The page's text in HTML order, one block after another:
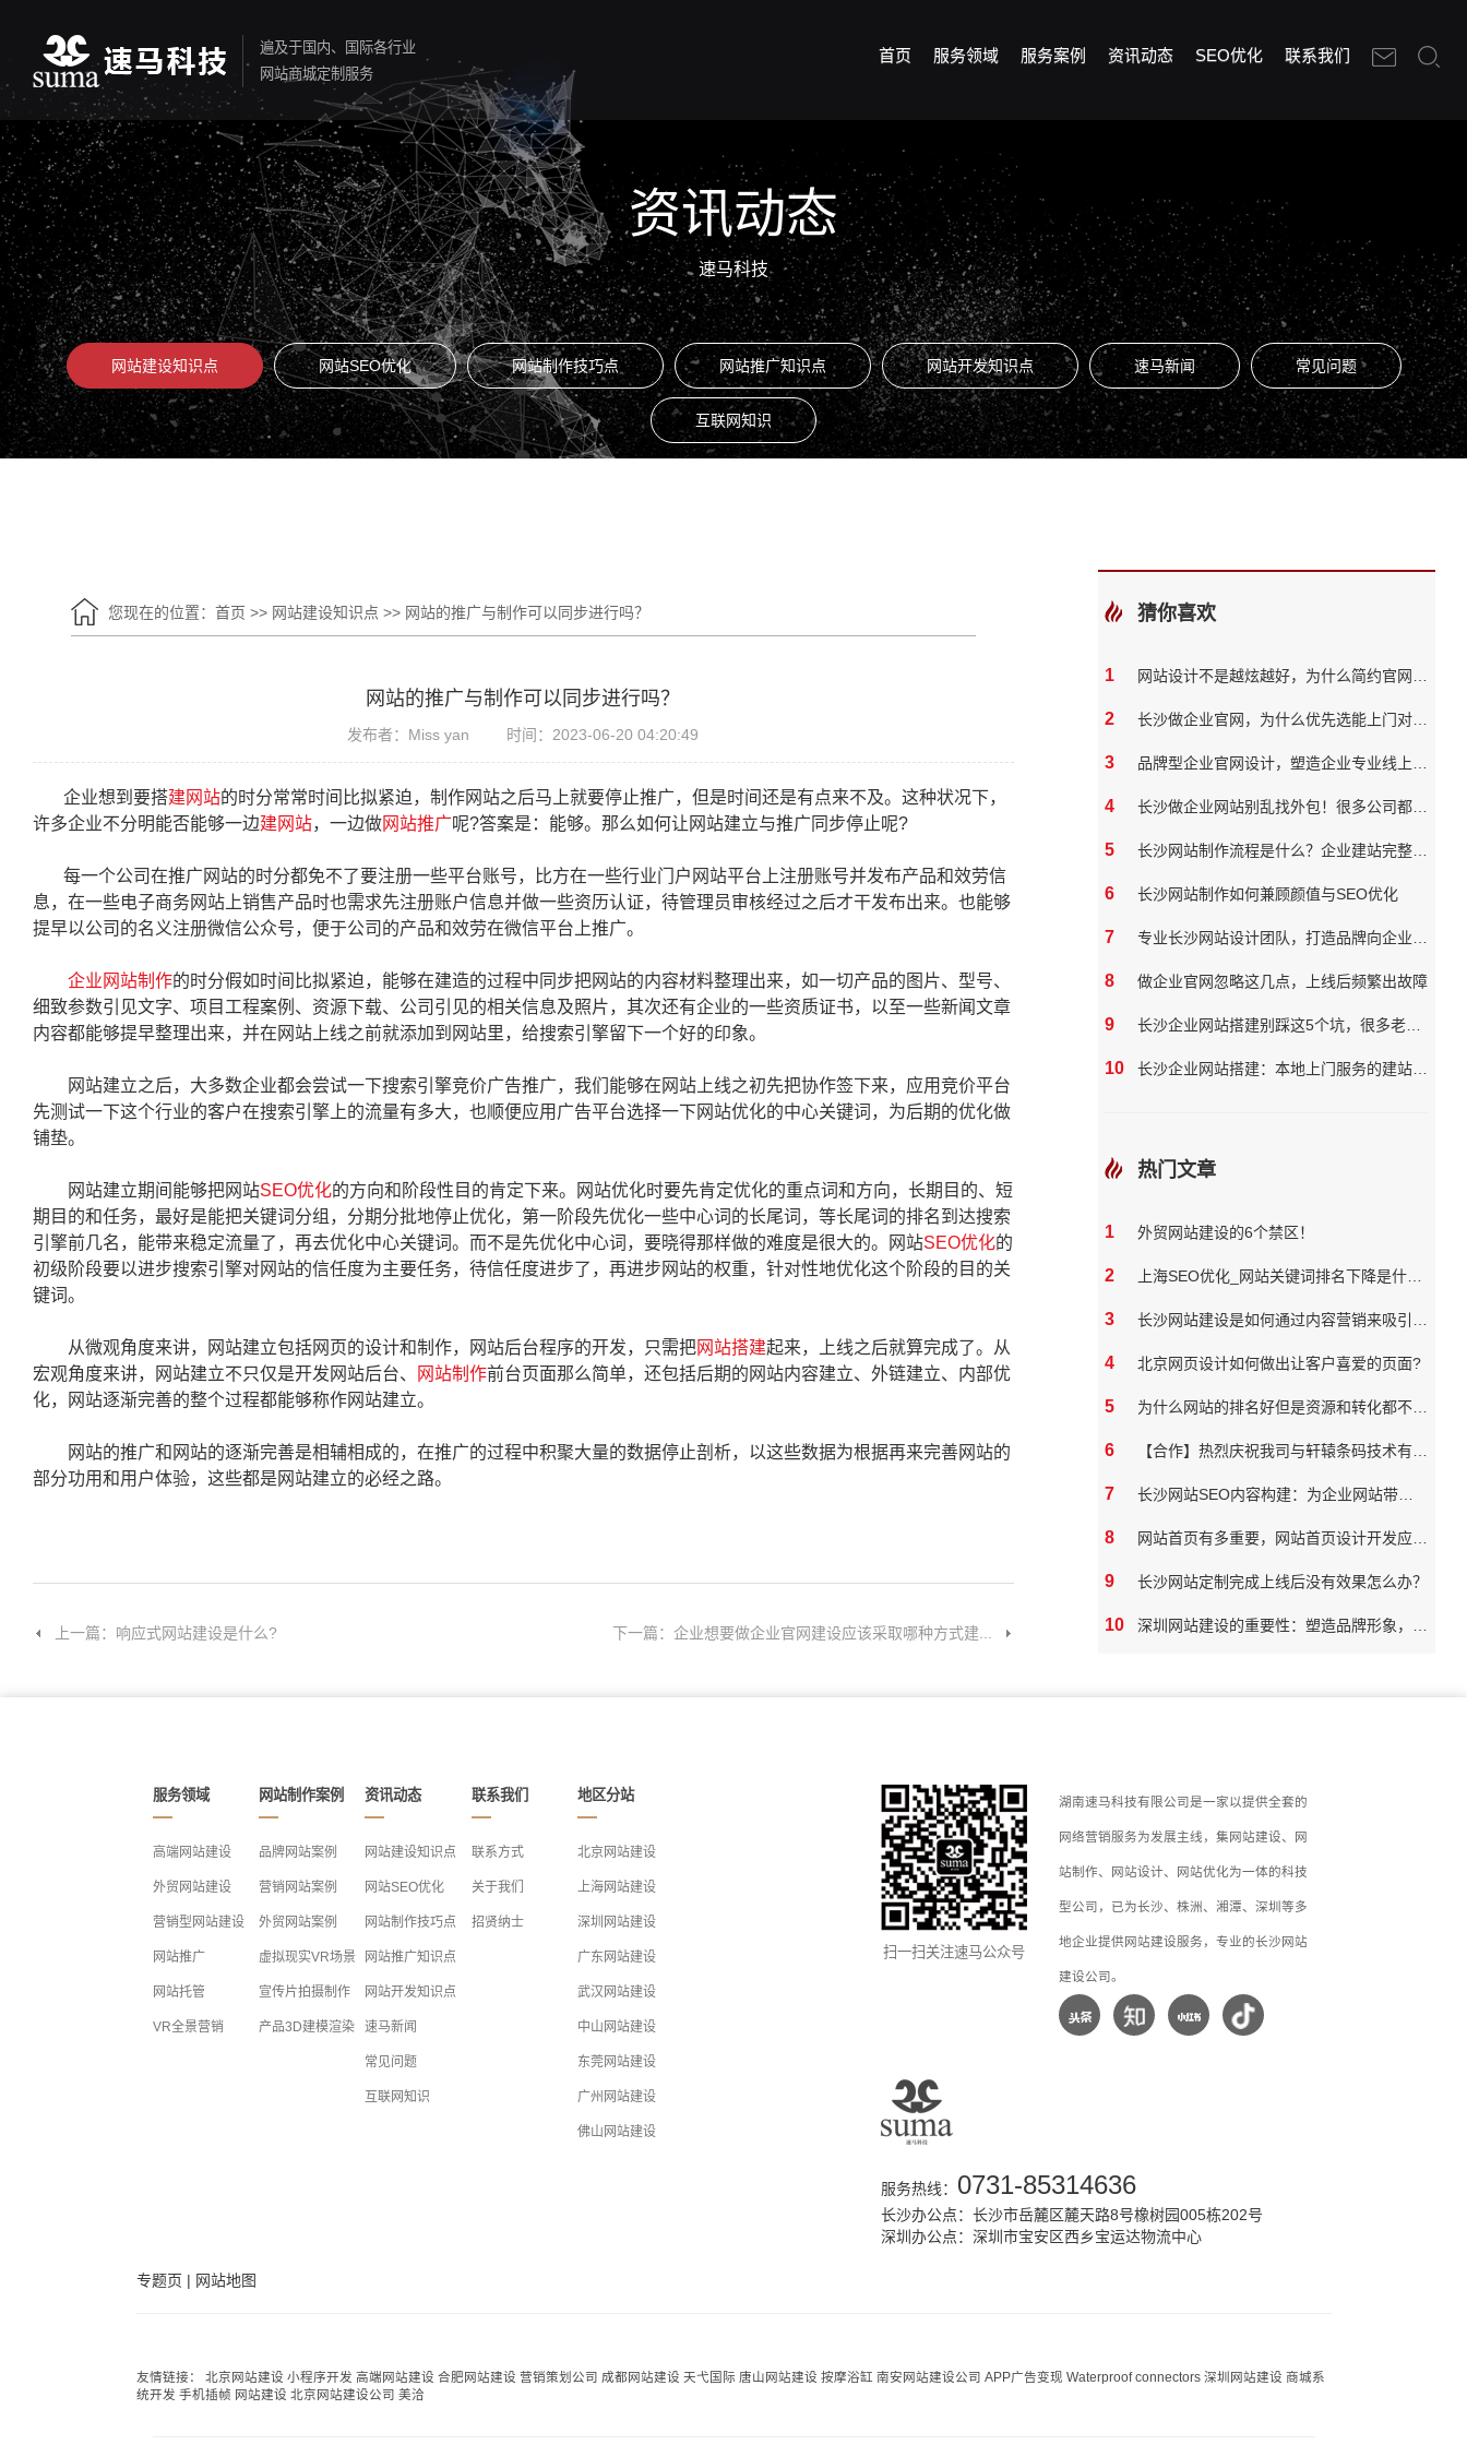
遍及于国内、国际各行业
网站商城定制服务
首页 服务领域 服务案例 资讯动态 SEO优化 联系我们
资讯动态
速马科技
网站建设知识点 网站SEO优化 网站制作技巧点 网站推广知识点 网站开发知识点 速马新闻 常见问题
互联网知识
您现在的位置： 首页 >> 网站建设知识点 >> 网站的推广与制作可以同步进行吗？
网站的推广与制作可以同步进行吗？
发布者：Miss yan 时间：2023-06-20 04:20:49
企业想到要搭建网站的时分常常时间比拟紧迫，制作网站之后马上就要停止推广，但是时间还是有点来不及。这种状况下，
许多企业不分明能否能够一边建网站，一边做网站推广呢?答案是：能够。那么如何让网站建立与推广同步停止呢?
每一个公司在推广网站的时分都免不了要注册一些平台账号，比方在一些行业门户网站平台上注册账号并发布产品和效劳信
息，在一些电子商务网站上销售产品时也需求先注册账户信息并做一些资历认证，待管理员审核经过之后才干发布出来。也能够
提早以公司的名义注册微信公众号，便于公司的产品和效劳在微信平台上推广。
企业网站制作的时分假如时间比拟紧迫，能够在建造的过程中同步把网站的内容材料整理出来，如一切产品的图片、型号、
细致参数引见文字、项目工程案例、资源下载、公司引见的相关信息及照片，其次还有企业的一些资质证书，以至一些新闻文章
内容都能够提早整理出来，并在网站上线之前就添加到网站里，给搜索引擎留下一个好的印象。
网站建立之后，大多数企业都会尝试一下搜索引擎竞价广告推广，我们能够在网站上线之初先把协作签下来，应用竞价平台
先测试一下这个行业的客户在搜索引擎上的流量有多大，也顺便应用广告平台选择一下网站优化的中心关键词，为后期的优化做
铺垫。
网站建立期间能够把网站SEO优化的方向和阶段性目的肯定下来。网站优化时要先肯定优化的重点词和方向，长期目的、短
期目的和任务，最好是能把关键词分组，分期分批地停止优化，第一阶段先优化一些中心词的长尾词，等长尾词的排名到达搜索
引擎前几名，能带来稳定流量了，再去优化中心关键词。而不是先优化中心词，要晓得那样做的难度是很大的。网站SEO优化的
初级阶段要以进步搜索引擎对网站的信任度为主要任务，待信任度进步了，再进步网站的权重，针对性地优化这个阶段的目的关
键词。
从微观角度来讲，网站建立包括网页的设计和制作，网站后台程序的开发，只需把网站搭建起来，上线之后就算完成了。从
宏观角度来讲，网站建立不只仅是开发网站后台、
网站制作前台页面那么简单，还包括后期的网站内容建立、外链建立、内部优
化，网站逐渐完善的整个过程都能够称作网站建立。
网站的推广和网站的逐渐完善是相辅相成的，在推广的过程中积聚大量的数据停止剖析，以这些数据为根据再来完善网站的
部分功用和用户体验，这些都是网站建立的必经之路。
上一篇：响应式网站建设是什么? 下一篇：企业想要做企业官网建设应该采取哪种方式建...
猜你喜欢
1
2
3
4
5
6 长沙网站制作如何兼顾颜值与SEO优化
7
8 做企业官网忽略这几点，上线后频繁出故障
9
10
热门文章
1 外贸网站建设的6个禁区！
2
3
4 北京网页设计如何做出让客户喜爱的页面?
5
6
7
8
9 长沙网站定制完成上线后没有效果怎么办？
10
服务领域
高端网站建设
外贸网站建设
营销型网站建设
网站推广
网站托管
VR全景营销
网站制作案例
品牌网站案例
营销网站案例
外贸网站案例
虚拟现实VR场景
宣传片拍摄制作
产品3D建模渲染
资讯动态
网站建设知识点
网站SEO优化
网站制作技巧点
网站推广知识点
网站开发知识点
速马新闻
常见问题
互联网知识
联系我们
联系方式
关于我们
招贤纳士
地区分站
北京网站建设
上海网站建设
深圳网站建设
广东网站建设
武汉网站建设
中山网站建设
东莞网站建设
广州网站建设
佛山网站建设
扫一扫关注速马公众号
湖南速马科技有限公司是一家以提供全套的
网络营销服务为发展主线，集网站建设、网
站制作、网站设计、网站优化为一体的科技
型公司，已为长沙、株洲、湘潭、深圳等多
地企业提供网站建设服务，专业的长沙网站
建设公司。
服务热线： 0731-85314636
长沙办公点：长沙市岳麓区麓天路8号橡树园005栋202号
深圳办公点：深圳市宝安区西乡宝运达物流中心
专题页 | 网站地图
友情链接： 北京网站建设 小程序开发 高端网站建设 合肥网站建设 营销策划公司 成都网站建设 天弋国际 唐山网站建设 按摩浴缸 南安网站建设公司 APP广告变现 Waterproof connectors 深圳网站建设 商城系
统开发 手机插帧 网站建设 北京网站建设公司 美洽